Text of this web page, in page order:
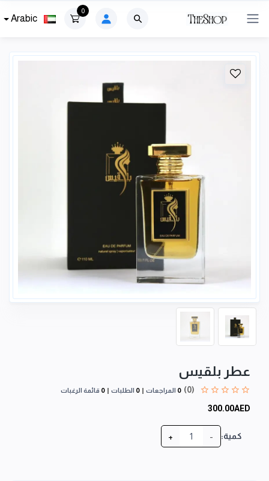
0
عطر بلقيس
(0)
0 المراجعات 0 الطلبات 0 قائمة الرغبات
300.00AED
كمية: -
+